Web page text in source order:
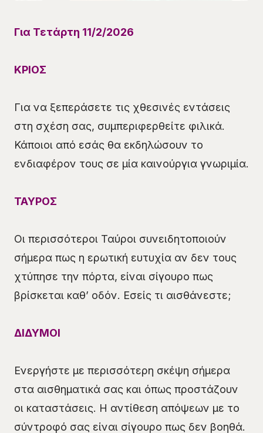
Για Τετάρτη 11/2/2026
ΚΡΙΟΣ
Για να ξεπεράσετε τις χθεσινές εντάσεις
στη σχέση σας, συμπεριφερθείτε φιλικά.
Κάποιοι από εσάς θα εκδηλώσουν το
ενδιαφέρον τους σε μία καινούργια γνωριμία.
ΤΑΥΡΟΣ
Οι περισσότεροι Ταύροι συνειδητοποιούν
σήμερα πως η ερωτική ευτυχία αν δεν τους
χτύπησε την πόρτα, είναι σίγουρο πως
βρίσκεται καθ’ οδόν. Εσείς τι αισθάνεστε;
ΔΙΔΥΜΟΙ
Ενεργήστε με περισσότερη σκέψη σήμερα
στα αισθηματικά σας και όπως προστάζουν
οι καταστάσεις. Η αντίθεση απόψεων με το
σύντροφό σας είναι σίγουρο πως δεν βοηθά.